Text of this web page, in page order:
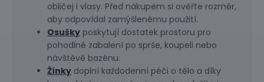
obličej i vlasy. Před nákupem si ověřte rozměr,
aby odpovídal zamýšlenému použití.
Osušky poskytují dostatek prostoru pro
pohodlné zabalení po sprše, koupeli nebo
návštěvě bazénu.
Žínky doplní každodenní péči o tělo a díky